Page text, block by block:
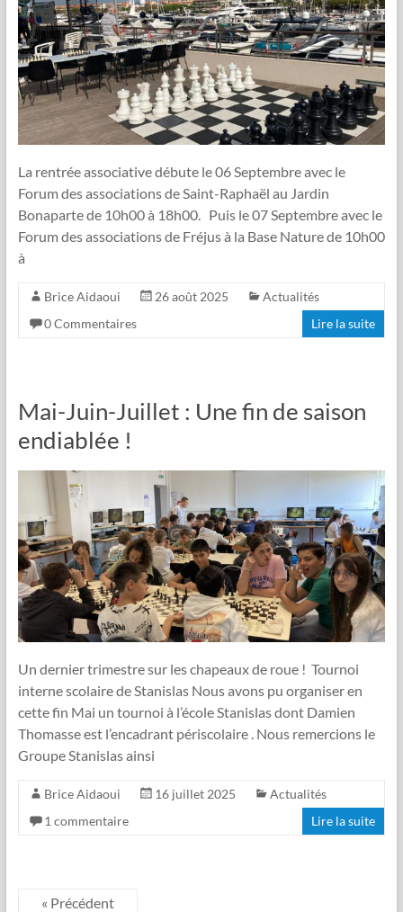
La rentrée associative débute le 06 Septembre avec le
Forum des associations de Saint-Raphaël au Jardin
Bonaparte de 10h00 à 18h00. Puis le 07 Septembre avec le
Forum des associations de Fréjus à la Base Nature de 10h00
à
Brice Aidaoui 26 août 2025
Actualités
0 Commentaires
Lire la suite
Mai-Juin-Juillet : Une fin de saison
endiablée !
Un dernier trimestre sur les chapeaux de roue ! Tournoi
interne scolaire de Stanislas Nous avons pu organiser en
cette fin Mai un tournoi à l’école Stanislas dont Damien
Thomasse est l’encadrant périscolaire . Nous remercions le
Groupe Stanislas ainsi
Brice Aidaoui 16 juillet 2025
Actualités
1 commentaire
Lire la suite
« Précédent